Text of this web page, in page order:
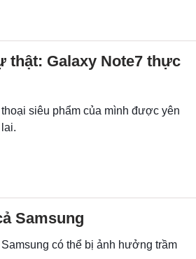
thật: Galaxy Note7 thực
siêu phẩm của mình được yên
Samsung
có thể bị ảnh hưởng trầm